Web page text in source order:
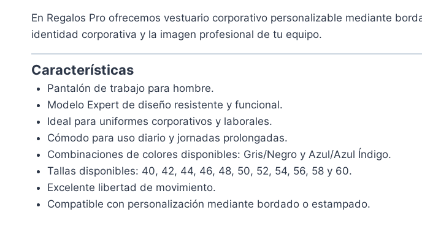
En Regalos Pro ofrecemos vestuario corporativo personalizable mediante
identidad corporativa y la imagen profesional de tu equipo.
Características
Pantalón de trabajo para hombre.
Modelo Expert de diseño resistente y funcional.
Ideal para uniformes corporativos y laborales.
Cómodo para uso diario y jornadas prolongadas.
Combinaciones de colores disponibles: Gris/Negro y Azul/Azul Índigo.
Tallas disponibles: 40, 42, 44, 46, 48, 50, 52, 54, 56, 58 y 60.
Excelente libertad de movimiento.
Compatible con personalización mediante bordado o estampado.